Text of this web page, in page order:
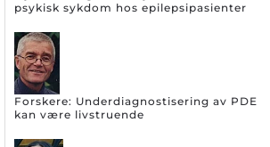
psykisk sykdom hos epilepsipasienter
Forskere: Underdiagnostisering av PDE
kan være livstruende